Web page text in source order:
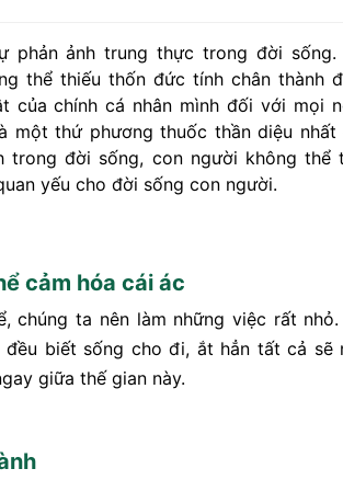
phản ảnh trung thực trong đời sống.
thể thiếu thốn đức tính chân thành
của chính cá nhân mình đối với mọi
một thứ phương thuốc thần diệu nhất
đời sống, con người không thể
yếu cho đời sống con người.
cảm hóa cái ác
chúng ta nên làm những việc rất nhỏ.
biết sống cho đi, ắt hẳn tất cả sẽ
giữa thế gian này.